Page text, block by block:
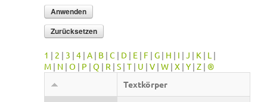
1 | 2 | 3 | 4 | A | B | C | D | E | F | G | H | I | J | K | L |
M | N | O | P | Q | R | S | T | U | V | W | X | Y | Z | ®
Textkörper